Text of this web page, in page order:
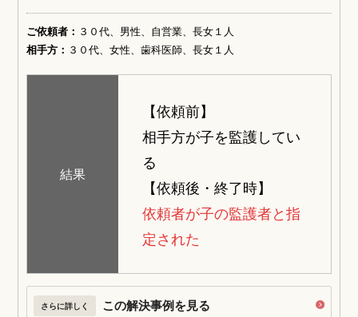
ご依頼者： ３０代、男性、自営業、長女１人
相手方： ３０代、女性、歯科医師、長女１人
結果
【依頼前】
相手方が子を監護してい
る
【依頼後・終了時】
依頼者が子の監護者と指
定された
さらに詳しく この解決事例を見る